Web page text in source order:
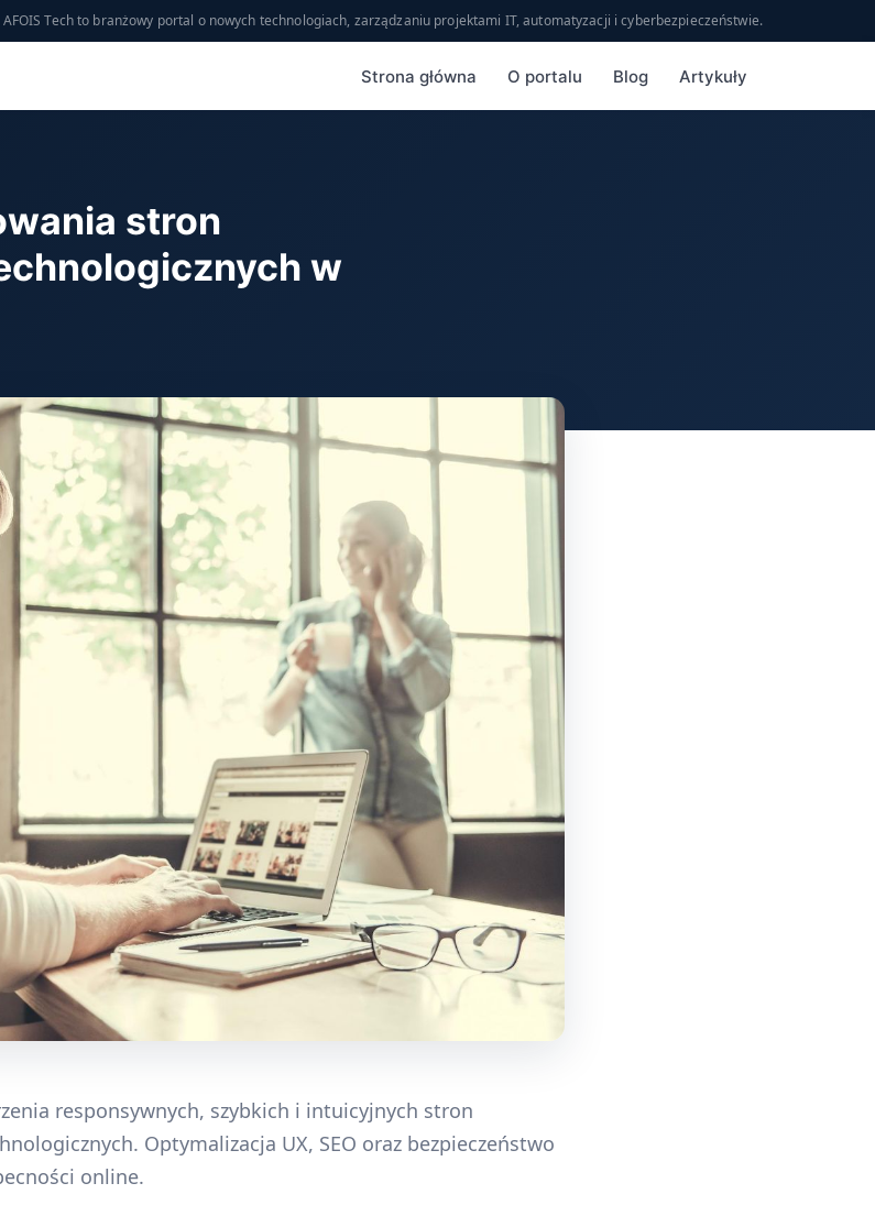
AFOIS Tech to branżowy portal o nowych technologiach, zarządzaniu projektami IT, automatyzacji i cyberbezpieczeństwie.
Strona główna O portalu Blog Artykuły
stron
w
responsywnych, szybkich i intuicyjnych stron
Optymalizacja UX, SEO oraz bezpieczeństwo
online.